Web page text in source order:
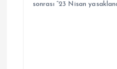
sonrası “23 Nisan